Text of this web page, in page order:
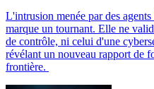
L'intrusion menée par des
marque un tournant. Elle ne
de contrôle, ni celui d'une
révélant un nouveau rapport de
frontière.